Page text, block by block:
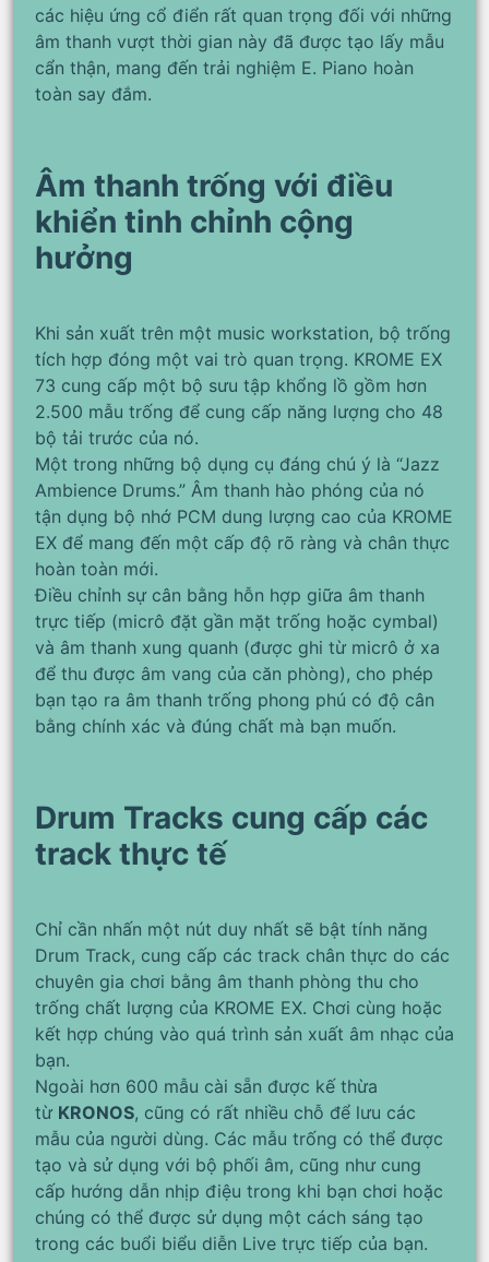
các hiệu ứng cổ điển rất quan trọng đối với những
âm thanh vượt thời gian này đã được tạo lấy mẫu
cẩn thận, mang đến trải nghiệm E. Piano hoàn
toàn say đắm.
Âm thanh trống với điều
khiển tinh chỉnh cộng
hưởng
Khi sản xuất trên một music workstation, bộ trống
tích hợp đóng một vai trò quan trọng. KROME EX
73 cung cấp một bộ sưu tập khổng lồ gồm hơn
2.500 mẫu trống để cung cấp năng lượng cho 48
bộ tải trước của nó.
Một trong những bộ dụng cụ đáng chú ý là “Jazz
Ambience Drums.” Âm thanh hào phóng của nó
tận dụng bộ nhớ PCM dung lượng cao của KROME
EX để mang đến một cấp độ rõ ràng và chân thực
hoàn toàn mới.
Điều chỉnh sự cân bằng hỗn hợp giữa âm thanh
trực tiếp (micrô đặt gần mặt trống hoặc cymbal)
và âm thanh xung quanh (được ghi từ micrô ở xa
để thu được âm vang của căn phòng), cho phép
bạn tạo ra âm thanh trống phong phú có độ cân
bằng chính xác và đúng chất mà bạn muốn.
Drum Tracks cung cấp các
track thực tế
Chỉ cần nhấn một nút duy nhất sẽ bật tính năng
Drum Track, cung cấp các track chân thực do các
chuyên gia chơi bằng âm thanh phòng thu cho
trống chất lượng của KROME EX. Chơi cùng hoặc
kết hợp chúng vào quá trình sản xuất âm nhạc của
bạn.
Ngoài hơn 600 mẫu cài sẵn được kế thừa
từ KRONOS, cũng có rất nhiều chỗ để lưu các
mẫu của người dùng. Các mẫu trống có thể được
tạo và sử dụng với bộ phối âm, cũng như cung
cấp hướng dẫn nhịp điệu trong khi bạn chơi hoặc
chúng có thể được sử dụng một cách sáng tạo
trong các buổi biểu diễn Live trực tiếp của bạn.